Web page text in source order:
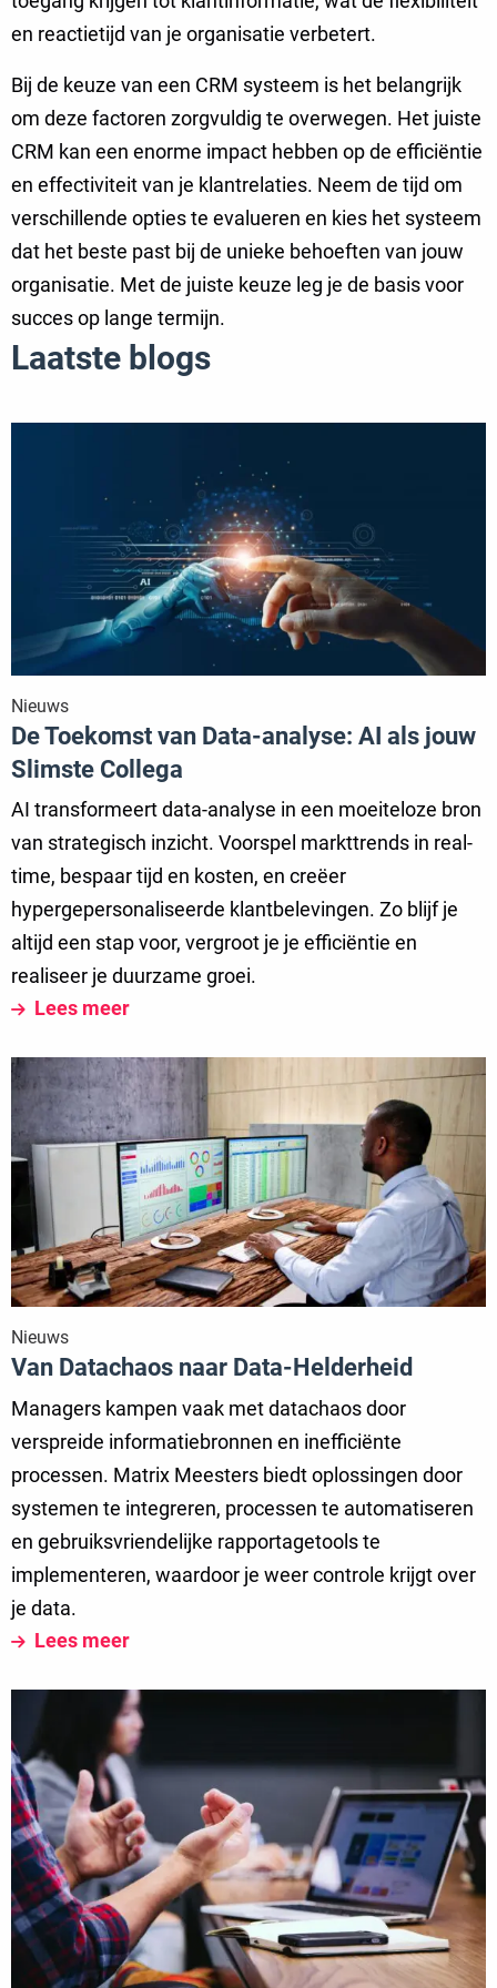
en reactietijd van je organisatie verbetert.
Bij de keuze van een CRM systeem is het belangrijk
om deze factoren zorgvuldig te overwegen. Het juiste
CRM kan een enorme impact hebben op de efficiëntie
en effectiviteit van je klantrelaties. Neem de tijd om
verschillende opties te evalueren en kies het systeem
dat het beste past bij de unieke behoeften van jouw
organisatie. Met de juiste keuze leg je de basis voor
succes op lange termijn.
Laatste blogs
De Toekomst van Data-analyse: AI als jouw
Slimste Collega
Nieuws
AI transformeert data-analyse in een moeiteloze bron
van strategisch inzicht. Voorspel markttrends in real-
time, bespaar tijd en kosten, en creëer
hypergepersonaliseerde klantbelevingen. Zo blijf je
altijd een stap voor, vergroot je je efficiëntie en
realiseer je duurzame groei.
Lees meer
Toekomst
analyse:
AI
als
jouw
Slimste
Van Datachaos naar Data-Helderheid
Nieuws
Managers kampen vaak met datachaos door
verspreide informatiebronnen en inefficiënte
processen. Matrix Meesters biedt oplossingen door
systemen te integreren, processen te automatiseren
en gebruiksvriendelijke rapportagetools te
implementeren, waardoor je weer controle krijgt over
je data.
Lees meer
Lees
over
Van
Datachaos
naar
Data-
Helderheid
Lees
over
Waar
Moet
je
op
Letten
bij